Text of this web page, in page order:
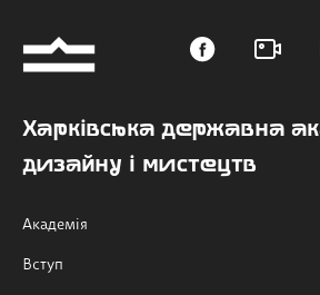
Харківська державна
дизайну і мистецтв
Академія
Вступ